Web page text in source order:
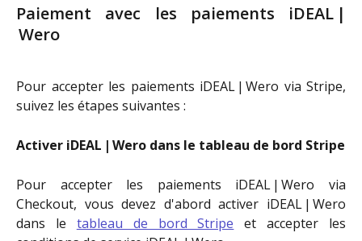
Paiement avec les paiements iDEAL |
Wero
Pour accepter les paiements iDEAL | Wero via Stripe,
suivez les étapes suivantes :
Activer iDEAL | Wero dans le tableau de bord Stripe
Pour accepter les paiements iDEAL | Wero via
Checkout, vous devez d'abord activer iDEAL | Wero
dans le tableau de bord Stripe et accepter les